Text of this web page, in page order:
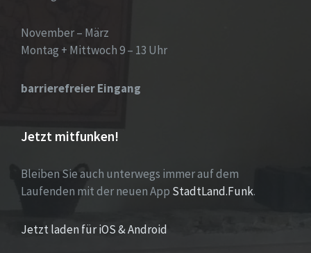
November – März
Montag + Mittwoch 9 – 13 Uhr
barrierefreier Eingang
Jetzt mitfunken!
Bleiben Sie auch unterwegs immer auf dem
Laufenden mit der neuen App StadtLand.Funk.
Jetzt laden für iOS & Android